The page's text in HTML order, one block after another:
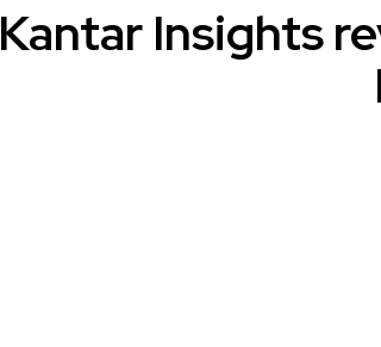
Kantar Insights